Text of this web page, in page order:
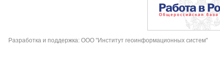
Разработка и поддержка: ООО "Институт геоинформационных систем"